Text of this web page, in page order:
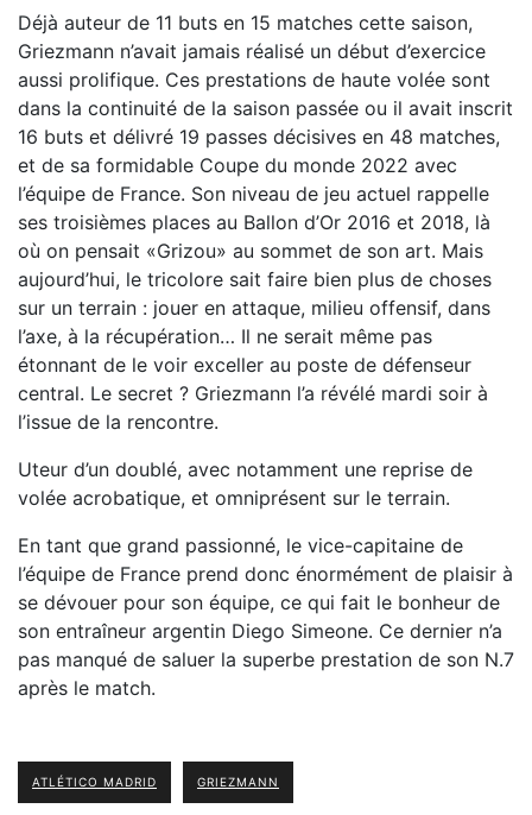
Déjà auteur de 11 buts en 15 matches cette saison,
Griezmann n’avait jamais réalisé un début d’exercice
aussi prolifique. Ces prestations de haute volée sont
dans la continuité de la saison passée ou il avait inscrit
16 buts et délivré 19 passes décisives en 48 matches,
et de sa formidable Coupe du monde 2022 avec
l’équipe de France. Son niveau de jeu actuel rappelle
ses troisièmes places au Ballon d’Or 2016 et 2018, là
où on pensait «Grizou» au sommet de son art. Mais
aujourd’hui, le tricolore sait faire bien plus de choses
sur un terrain : jouer en attaque, milieu offensif, dans
l’axe, à la récupération… Il ne serait même pas
étonnant de le voir exceller au poste de défenseur
central. Le secret ? Griezmann l’a révélé mardi soir à
l’issue de la rencontre.
Uteur d’un doublé, avec notamment une reprise de
volée acrobatique, et omniprésent sur le terrain.
En tant que grand passionné, le vice-capitaine de
l’équipe de France prend donc énormément de plaisir à
se dévouer pour son équipe, ce qui fait le bonheur de
son entraîneur argentin Diego Simeone. Ce dernier n’a
pas manqué de saluer la superbe prestation de son N.7
après le match.
ATLÉTICO MADRID GRIEZMANN